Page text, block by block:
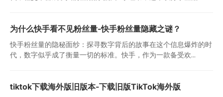
为什么快手看不见粉丝量-快手粉丝量隐藏之谜？
快手粉丝量的隐秘面纱：探寻数字背后的故事在这个信息爆炸的时
代，数字似乎成了衡量一切的标准。快手，作为一款备受欢...
tiktok下载海外版旧版本-下载旧版TikTok海外版